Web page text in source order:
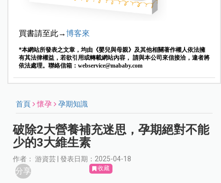
買書請至此→博客來
*本網站所發表之文章，均由《嬰兒與母親》及其他相關著作權人依法擁
有其法律權益，若欲引用或轉載網站內容， 請與本公司來信接洽，違者將
依法處理。聯絡信箱： webservice@mababy.com
首頁 懷孕 孕期知識
破除2大營養補充迷思，孕期絕對不能
少的3大維生素
作者： 游資芸 | 發表日期：2025-04-18
分享 收藏